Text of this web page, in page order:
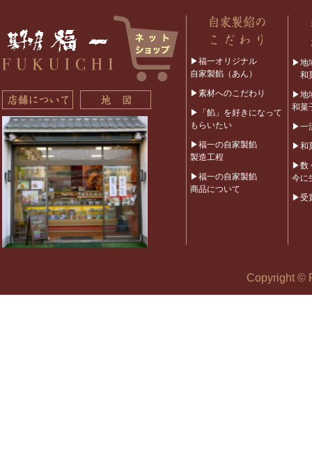
▶福一オリジナル
自家製餡（あん）
▶素材へのこだわり
▶「餡」を好きになって
もらいたい
▶福一の自家製餡
製造工程
▶福一の自家製餡
商品について
▶地
和
▶地
和菓
▶一
▶和
▶数
今に
▶受
Copyright ©